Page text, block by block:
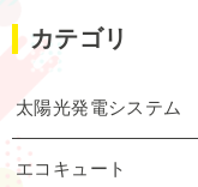
カテゴリ
太陽光発電システム
エコキュート